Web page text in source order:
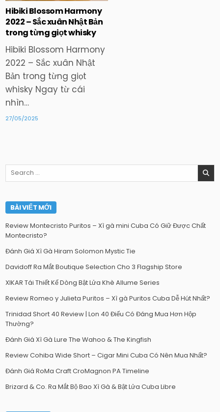
Hibiki Blossom Harmony
2022 – Sắc xuân Nhật Bản
trong từng giọt whisky
Hibiki Blossom Harmony
2022 – Sắc xuân Nhật
Bản trong từng giọt
whisky Ngay từ cái
nhìn…
27/05/2025
Search
BÀI VIẾT MỚI
Review Montecristo Puritos – Xì gà mini Cuba Có Giữ Được Chất
Montecristo?
Đánh Giá Xì Gà Hiram Solomon Mystic Tie
Davidoff Ra Mắt Boutique Selection Cho 3 Flagship Store
XIKAR Tái Thiết Kế Dòng Bật Lửa Khè Allume Series
Review Romeo y Julieta Puritos – Xì gà Puritos Cuba Dễ Hút Nhất?
Trinidad Short 40 Review | Lon 40 Điếu Có Đáng Mua Hơn Hộp
Thường?
Đánh Giá Xì Gà Lure The Wahoo & The Kingfish
Review Cohiba Wide Short – Cigar Mini Cuba Có Nên Mua Nhất?
Đánh Giá RoMa Craft CroMagnon PA Timeline
Brizard & Co. Ra Mắt Bộ Bao Xì Gà & Bật Lửa Cuba Libre